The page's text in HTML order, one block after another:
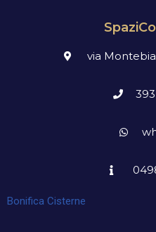
via
Bonifica Cisterne